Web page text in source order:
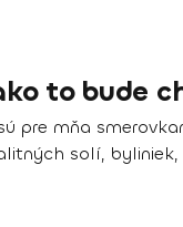
to bude
pre mňa
solí,